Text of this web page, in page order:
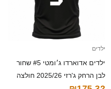
ילדים
ילדים אדוארדו ג׳ומטי #5 שחור
לבן הרחק ג'רזי 2025/26 חולצה